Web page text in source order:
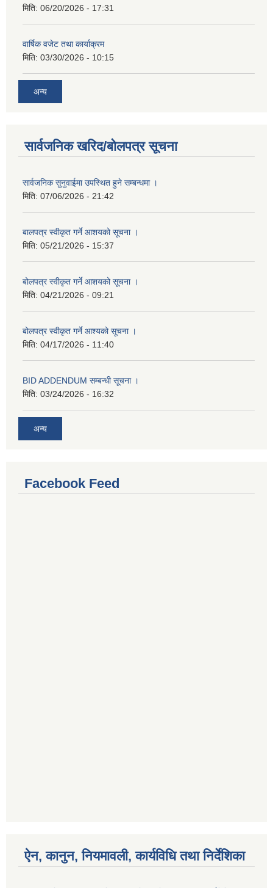
मिति: 06/20/2026 - 17:31
वार्षिक वजेट तथा कार्याक्रम
मिति: 03/30/2026 - 10:15
अन्य
सार्वजनिक खरिद/बोलपत्र सूचना
सार्वजनिक सुनुवाईमा उपस्थित हुने सम्बन्धमा ।
मिति: 07/06/2026 - 21:42
बालपत्र स्वीकृत गर्ने आशयको सूचना ।
मिति: 05/21/2026 - 15:37
बोलपत्र स्वीकृत गर्ने आशयको सूचना ।
मिति: 04/21/2026 - 09:21
बोलपत्र स्वीकृत गर्ने आश्यको सूचना ।
मिति: 04/17/2026 - 11:40
BID ADDENDUM सम्बन्धी सूचना ।
मिति: 03/24/2026 - 16:32
अन्य
Facebook Feed
ऐन, कानुन, नियमावली, कार्यविधि तथा निर्देशिका